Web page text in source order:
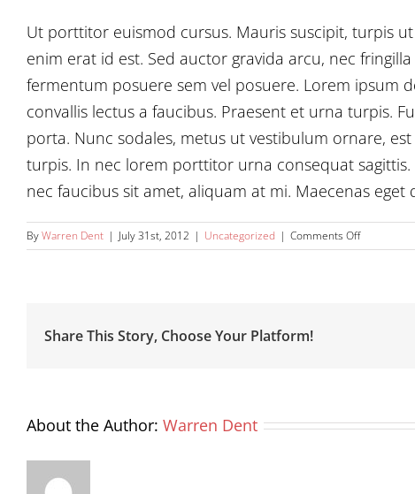
Ut porttitor euismod cursus. Mauris suscipit, turpis
enim erat id est. Sed auctor gravida arcu, nec
fermentum posuere sem vel posuere. Lorem ipsum
convallis lectus a faucibus. Praesent et urna turpis.
porta. Nunc sodales, metus ut vestibulum ornare,
turpis. In nec lorem porttitor urna consequat
nec faucibus sit amet, aliquam at mi. Maecenas
ByWarren Dent | July 31st, 2012 | Uncategorized | Comments Offon
Nunc
Share This Story, Choose Your Platform!
About the Author: Warren Dent